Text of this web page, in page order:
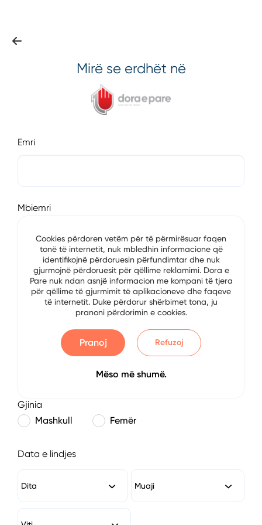
Mirë se erdhët në
Emri
Mbiemri
E-mail
Numri i Telefonit
Gjinia
Mashkull
Femër
Data e lindjes
Dita Muaji
Cookies përdoren vetëm për të përmirësuar faqen
tonë të internetit, nuk mbledhin informacione që
identifikojnë përdoruesin përfundimtar dhe nuk
gjurmojnë përdoruesit për qëllime reklamimi. Dora e
Pare nuk ndan asnjë informacion me kompani të tjera
për qëllime të gjurmimit të aplikacioneve dhe faqeve
të internetit. Duke përdorur shërbimet tona, ju
pranoni përdorimin e cookies.
Pranoj Refuzoj
Mëso më shumë.